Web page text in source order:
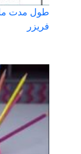
طول مدت
فریزر